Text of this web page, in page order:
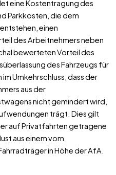
eine Kostentragung des
Parkkosten, die dem
einen
des Arbeitnehmers neben
bewerteten Vorteil des
des Fahrzeugs für
Umkehrschluss, dass der
aus der
nicht gemindert wird,
trägt. Dies gilt
auf Privatfahrten getragene
aus einem vom
in Höhe der AfA.